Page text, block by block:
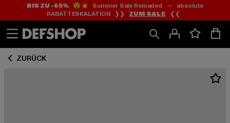
Zum
Inhalt
springen
Zum
Fußzeile
springen
BIS ZU -65%😲💥 Summer Sale Reloaded — absolute
RABATTESKALATION ❯❯ ZUM SALE ❮❮
ZURÜCK